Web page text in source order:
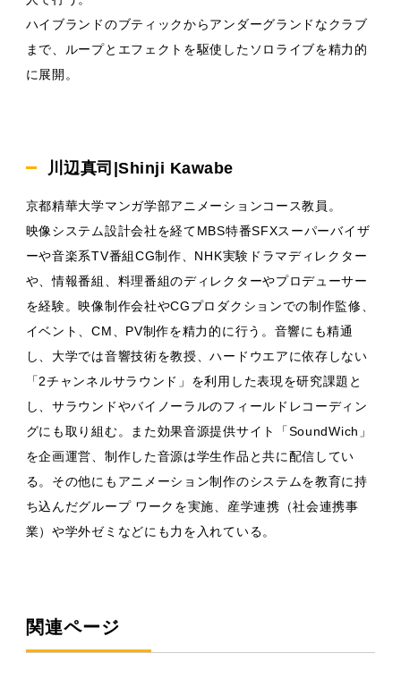
ハイブランドのブティックからアンダーグランドなクラブ
まで、ループとエフェクトを駆使したソロライブを精力的
に展開。
川辺真司|Shinji Kawabe
京都精華大学マンガ学部アニメーションコース教員。
映像システム設計会社を経てMBS特番SFXスーパーバイザ
ーや音楽系TV番組CG制作、NHK実験ドラマディレクター
や、情報番組、料理番組のディレクターやプロデューサー
を経験。映像制作会社やCGプロダクションでの制作監修、
イベント、CM、PV制作を精力的に行う。音響にも精通
し、大学では音響技術を教授、ハードウエアに依存しない
「2チャンネルサラウンド」を利用した表現を研究課題と
し、サラウンドやバイノーラルのフィールドレコーディン
グにも取り組む。また効果音源提供サイト「SoundWich」
を企画運営、制作した音源は学生作品と共に配信してい
る。その他にもアニメーション制作のシステムを教育に持
ち込んだグループ ワークを実施、産学連携（社会連携事
業）や学外ゼミなどにも力を入れている。
関連ページ